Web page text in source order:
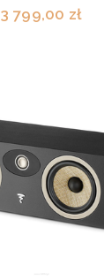
3 799,00 zł